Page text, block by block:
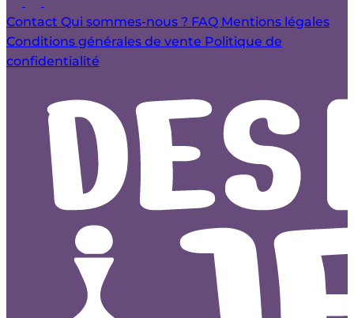
Contact Qui sommes-nous ? FAQ Mentions légales
Conditions générales de vente Politique de
confidentialité